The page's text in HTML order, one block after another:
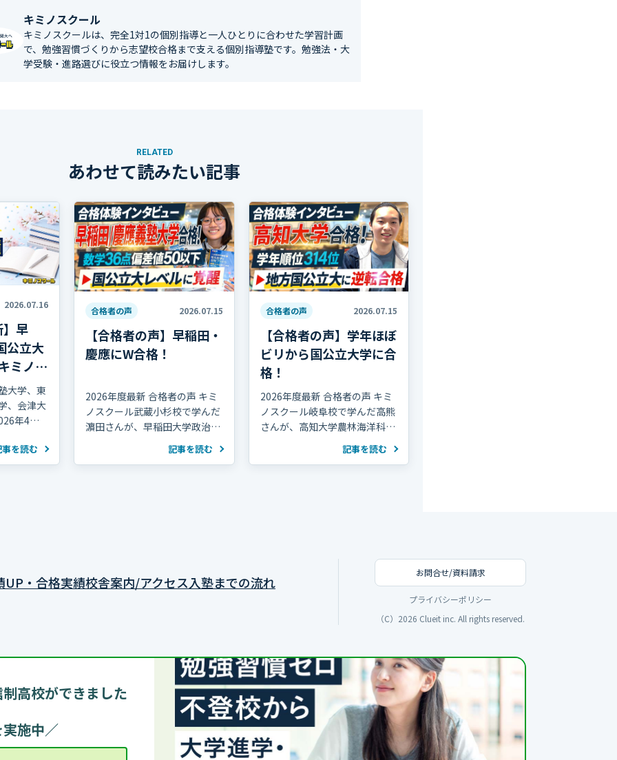
キミノスクール
キミノスクールは、完全1対1の個別指導と一人ひとりに合わせた学習計画
で、勉強習慣づくりから志望校合格まで支える個別指導塾です。勉強法・大
学受験・進路選びに役立つ情報をお届けします。
RELATED
あわせて読みたい記事
2026.07.16
早
公立大
ミノス
大学、東
、会津大
年4月
紹介しま
を読む
合格者の声 2026.07.15
【合格者の声】早稲田・
慶應にW合格！
2026年度最新 合格者の声 キミ
ノスクール武蔵小杉校で学んだ
濵田さんが、早稲田大学政治経
合格しました！ おめでとうござ
記事を読む
合格者の声 2026.07.15
【合格者の声】学年ほぼ
ビリから国公立大学に合
格！
2026年度最新 合格者の声 キミ
ノスクール岐阜校で学んだ高熊
さんが、高知大学農林海洋科学
ございます！ 高熊さんは高校2
記事を読む
入塾までの流れ
UP・合格実績校舎案内/アクセス
プライバシーポリシー
お問合せ/資料請求
（C）2026 Clueit inc. All rights reserved.
高校ができました
施中／